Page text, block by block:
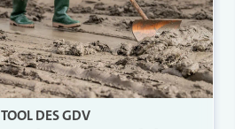
TOOL DES GDV